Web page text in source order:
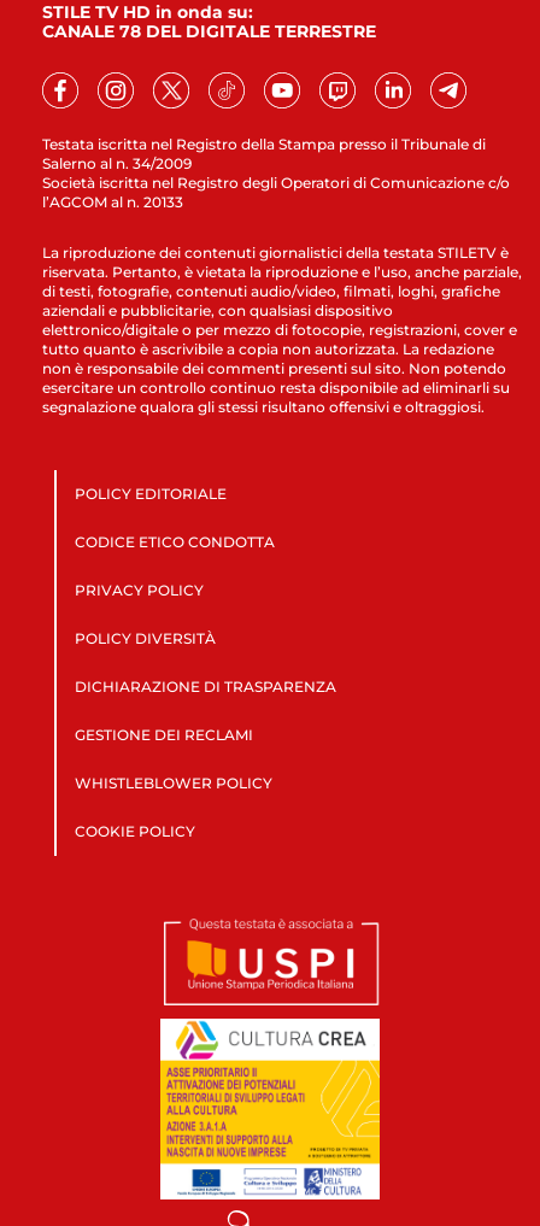
Testata iscritta nel Registro della Stampa presso il Tribunale di
Salerno al n. 34/2009
Società iscritta nel Registro degli Operatori di Comunicazione c/o
l’AGCOM al n. 20133
STILE TV HD in onda su:
CANALE 78 DEL DIGITALE TERRESTRE
La riproduzione dei contenuti giornalistici della testata STILETV è
riservata. Pertanto, è vietata la riproduzione e l’uso, anche parziale,
di testi, fotografie, contenuti audio/video, filmati, loghi, grafiche
aziendali e pubblicitarie, con qualsiasi dispositivo
elettronico/digitale o per mezzo di fotocopie, registrazioni, cover e
tutto quanto è ascrivibile a copia non autorizzata. La redazione
non è responsabile dei commenti presenti sul sito. Non potendo
esercitare un controllo continuo resta disponibile ad eliminarli su
segnalazione qualora gli stessi risultano offensivi e oltraggiosi.
POLICY EDITORIALE
CODICE ETICO CONDOTTA
PRIVACY POLICY
POLICY DIVERSITÀ
DICHIARAZIONE DI TRASPARENZA
GESTIONE DEI RECLAMI
WHISTLEBLOWER POLICY
COOKIE POLICY